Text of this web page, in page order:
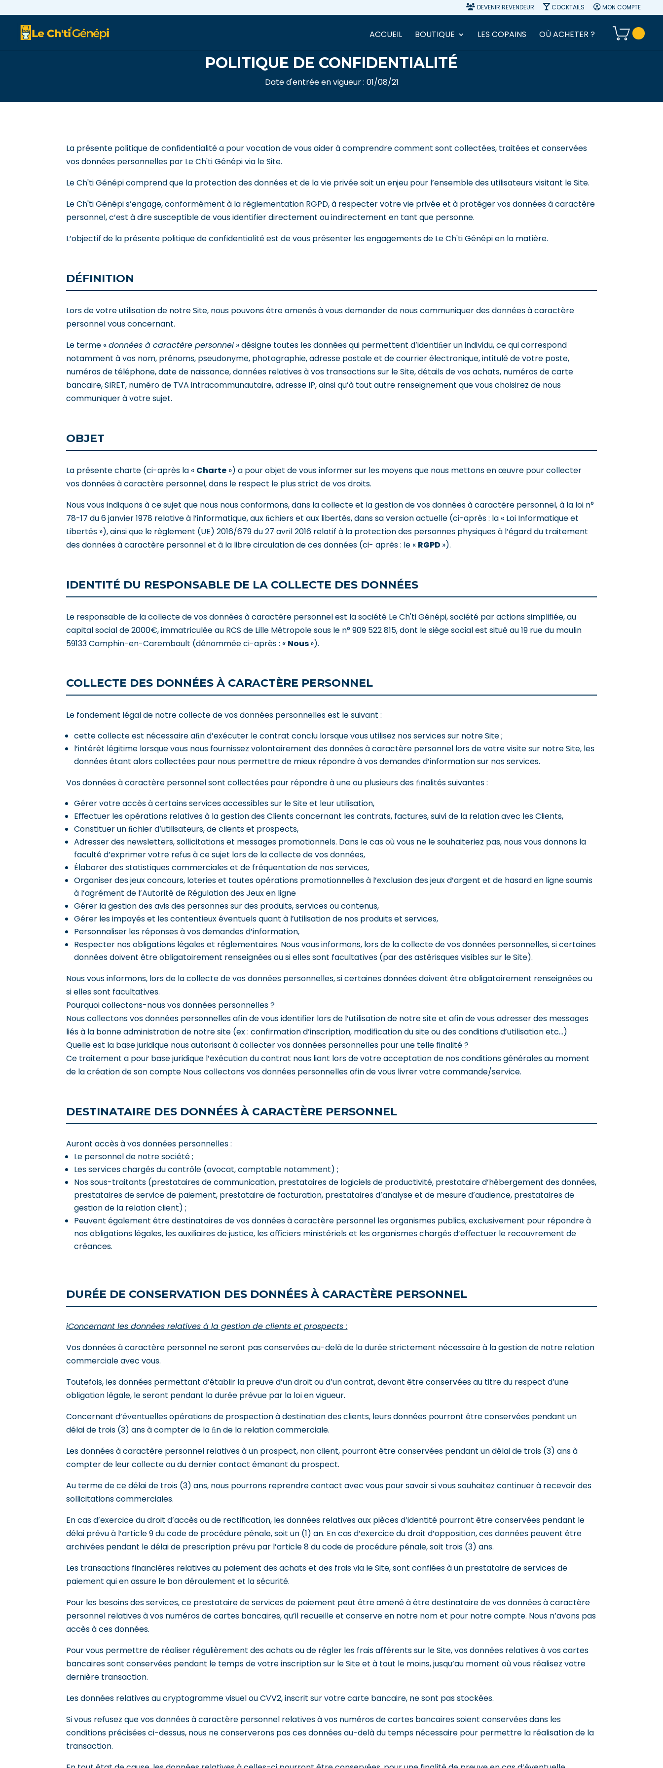
DEVENIR REVENDEUR COCKTAILS MON COMPTE
ACCUEIL BOUTIQUE LES COPAINS OÙ ACHETER ?
POLITIQUE DE CONFIDENTIALITÉ
Date d'entrée en vigueur : 01/08/21
La présente politique de confidentialité a pour vocation de vous aider à comprendre comment sont collectées, traitées et conservées
vos données personnelles par Le Ch'ti Génépi via le Site.
Le Ch'ti Génépi comprend que la protection des données et de la vie privée soit un enjeu pour l’ensemble des utilisateurs visitant le Site.
Le Ch'ti Génépi s’engage, conformément à la règlementation RGPD, à respecter votre vie privée et à protéger vos données à caractère
personnel, c’est à dire susceptible de vous identifier directement ou indirectement en tant que personne.
L’objectif de la présente politique de confidentialité est de vous présenter les engagements de Le Ch'ti Génépi en la matière.
DÉFINITION
Lors de votre utilisation de notre Site, nous pouvons être amenés à vous demander de nous communiquer des données à caractère
personnel vous concernant.
Le terme «données à caractère personnel » désigne toutes les données qui permettent d’identiﬁer un individu, ce qui correspond
notamment à vos nom, prénoms, pseudonyme, photographie, adresse postale et de courrier électronique, intitulé de votre poste,
numéros de téléphone, date de naissance, données relatives à vos transactions sur le Site, détails de vos achats, numéros de carte
bancaire, SIRET, numéro de TVA intracommunautaire, adresse IP, ainsi qu’à tout autre renseignement que vous choisirez de nous
communiquer à votre sujet.
OBJET
La présente charte (ci-après la « Charte ») a pour objet de vous informer sur les moyens que nous mettons en œuvre pour collecter
vos données à caractère personnel, dans le respect le plus strict de vos droits.
Nous vous indiquons à ce sujet que nous nous conformons, dans la collecte et la gestion de vos données à caractère personnel, à la loi n°
78-17 du 6 janvier 1978 relative à l’informatique, aux ﬁchiers et aux libertés, dans sa version actuelle (ci-après : la « Loi Informatique et
Libertés »), ainsi que le règlement (UE) 2016/679 du 27 avril 2016 relatif à la protection des personnes physiques à l’égard du traitement
des données à caractère personnel et à la libre circulation de ces données (ci- après : le « RGPD »).
IDENTITÉ DU RESPONSABLE DE LA COLLECTE DES DONNÉES
Le responsable de la collecte de vos données à caractère personnel est la société Le Ch'ti Génépi, société par actions simplifiée, au
capital social de 2000€, immatriculée au RCS de Lille Métropole sous le n° 909 522 815, dont le siège social est situé au 19 rue du moulin
59133 Camphin-en-Carembault (dénommée ci-après : « Nous»).
COLLECTE DES DONNÉES À CARACTÈRE PERSONNEL
Le fondement légal de notre collecte de vos données personnelles est le suivant :
cette collecte est nécessaire aﬁn d’exécuter le contrat conclu lorsque vous utilisez nos services sur notre Site ;
l’intérêt légitime lorsque vous nous fournissez volontairement des données à caractère personnel lors de votre visite sur notre Site, les
données étant alors collectées pour nous permettre de mieux répondre à vos demandes d’information sur nos services.
Vos données à caractère personnel sont collectées pour répondre à une ou plusieurs des ﬁnalités suivantes :
Gérer votre accès à certains services accessibles sur le Site et leur utilisation,
Eﬀectuer les opérations relatives à la gestion des Clients concernant les contrats, factures, suivi de la relation avec les Clients,
Constituer un ﬁchier d’utilisateurs, de clients et prospects,
Adresser des newsletters, sollicitations et messages promotionnels. Dans le cas où vous ne le souhaiteriez pas, nous vous donnons la
faculté d’exprimer votre refus à ce sujet lors de la collecte de vos données,
Élaborer des statistiques commerciales et de fréquentation de nos services,
Organiser des jeux concours, loteries et toutes opérations promotionnelles à l’exclusion des jeux d’argent et de hasard en ligne soumis
à l’agrément de l’Autorité de Régulation des Jeux en ligne
Gérer la gestion des avis des personnes sur des produits, services ou contenus,
Gérer les impayés et les contentieux éventuels quant à l’utilisation de nos produits et services,
Personnaliser les réponses à vos demandes d’information,
Respecter nos obligations légales et réglementaires. Nous vous informons, lors de la collecte de vos données personnelles, si certaines
données doivent être obligatoirement renseignées ou si elles sont facultatives (par des astérisques visibles sur le Site).
Nous vous informons, lors de la collecte de vos données personnelles, si certaines données doivent être obligatoirement renseignées ou
si elles sont facultatives.
Pourquoi collectons-nous vos données personnelles ?
Nous collectons vos données personnelles afin de vous identifier lors de l’utilisation de notre site et afin de vous adresser des messages
liés à la bonne administration de notre site (ex : confirmation d’inscription, modification du site ou des conditions d’utilisation etc…)
Quelle est la base juridique nous autorisant à collecter vos données personnelles pour une telle finalité ?
Ce traitement a pour base juridique l’exécution du contrat nous liant lors de votre acceptation de nos conditions générales au moment
de la création de son compte Nous collectons vos données personnelles afin de vous livrer votre commande/service.
DESTINATAIRE DES DONNÉES À CARACTÈRE PERSONNEL
Auront accès à vos données personnelles :
Le personnel de notre société ;
Les services chargés du contrôle (avocat, comptable notamment) ;
Nos sous-traitants (prestataires de communication, prestataires de logiciels de productivité, prestataire d’hébergement des données,
prestataires de service de paiement, prestataire de facturation, prestataires d’analyse et de mesure d’audience, prestataires de
gestion de la relation client) ;
Peuvent également être destinataires de vos données à caractère personnel les organismes publics, exclusivement pour répondre à
nos obligations légales, les auxiliaires de justice, les oﬃciers ministériels et les organismes chargés d’eﬀectuer le recouvrement de
créances.
DURÉE DE CONSERVATION DES DONNÉES À CARACTÈRE PERSONNEL
iConcernant les données relatives à la gestion de clients et prospects :
Vos données à caractère personnel ne seront pas conservées au-delà de la durée strictement nécessaire à la gestion de notre relation
commerciale avec vous.
Toutefois, les données permettant d’établir la preuve d’un droit ou d’un contrat, devant être conservées au titre du respect d’une
obligation légale, le seront pendant la durée prévue par la loi en vigueur.
Concernant d’éventuelles opérations de prospection à destination des clients, leurs données pourront être conservées pendant un
délai de trois (3) ans à compter de la ﬁn de la relation commerciale.
Les données à caractère personnel relatives à un prospect, non client, pourront être conservées pendant un délai de trois (3) ans à
compter de leur collecte ou du dernier contact émanant du prospect.
Au terme de ce délai de trois (3) ans, nous pourrons reprendre contact avec vous pour savoir si vous souhaitez continuer à recevoir des
sollicitations commerciales.
En cas d’exercice du droit d’accès ou de rectification, les données relatives aux pièces d’identité pourront être conservées pendant le
délai prévu à l’article 9 du code de procédure pénale, soit un (1) an. En cas d’exercice du droit d’opposition, ces données peuvent être
archivées pendant le délai de prescription prévu par l’article 8 du code de procédure pénale, soit trois (3) ans.
Les transactions financières relatives au paiement des achats et des frais via le Site, sont confiées à un prestataire de services de
paiement qui en assure le bon déroulement et la sécurité.
Pour les besoins des services, ce prestataire de services de paiement peut être amené à être destinataire de vos données à caractère
personnel relatives à vos numéros de cartes bancaires, qu’il recueille et conserve en notre nom et pour notre compte. Nous n’avons pas
accès à ces données.
Pour vous permettre de réaliser régulièrement des achats ou de régler les frais afférents sur le Site, vos données relatives à vos cartes
bancaires sont conservées pendant le temps de votre inscription sur le Site et à tout le moins, jusqu’au moment où vous réalisez votre
dernière transaction.
Les données relatives au cryptogramme visuel ou CVV2, inscrit sur votre carte bancaire, ne sont pas stockées.
Si vous refusez que vos données à caractère personnel relatives à vos numéros de cartes bancaires soient conservées dans les
conditions précisées ci-dessus, nous ne conserverons pas ces données au-delà du temps nécessaire pour permettre la réalisation de la
transaction.